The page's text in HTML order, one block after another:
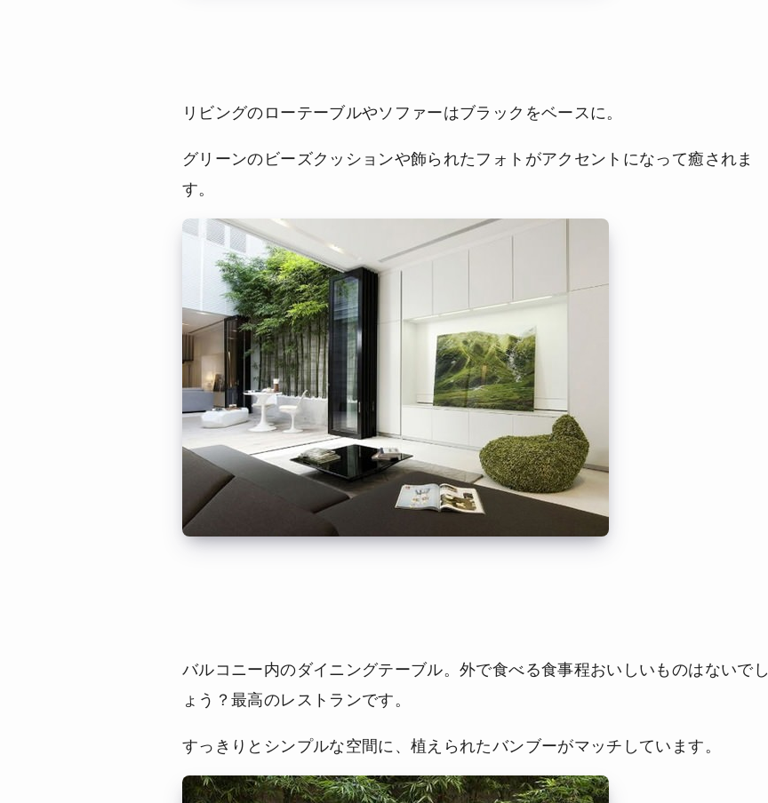
リビングのローテーブルやソファーはブラックをベースに。
グリーンのビーズクッションや飾られたフォトがアクセントになって癒されま
す。
バルコニー内のダイニングテーブル。外で食べる食事程おいしいものはないでし
ょう？最高のレストランです。
すっきりとシンプルな空間に、植えられたバンブーがマッチしています。